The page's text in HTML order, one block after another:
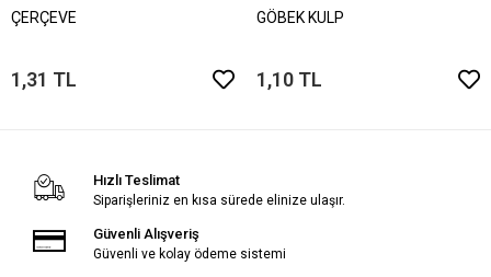
ÇERÇEVE
1,31 TL
GÖBEK KULP
1,10 TL
Hızlı Teslimat
Siparişleriniz en kısa sürede elinize ulaşır.
Güvenli Alışveriş
Güvenli ve kolay ödeme sistemi